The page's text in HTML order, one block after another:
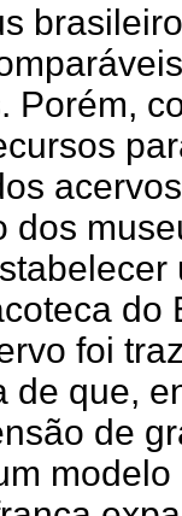
Porém,
dos
do
foi
de que,
de